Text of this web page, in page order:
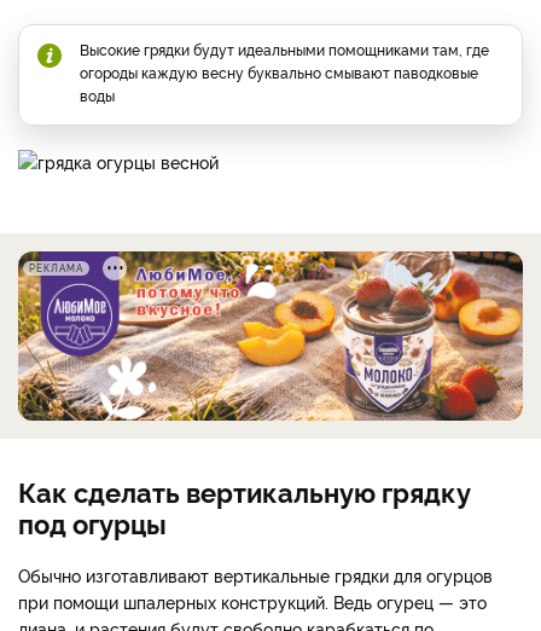
Высокие грядки будут идеальными помощниками там, где
огороды каждую весну буквально смывают паводковые
воды
РЕКЛАМА
Как сделать вертикальную грядку
под огурцы
Обычно изготавливают вертикальные грядки для огурцов
при помощи шпалерных конструкций. Ведь огурец — это